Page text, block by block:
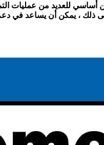
أساسي للعديد من عمليات